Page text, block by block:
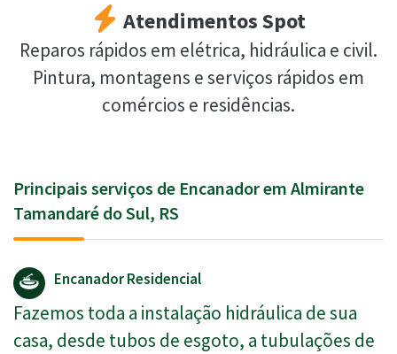
Atendimentos Spot
Reparos rápidos em elétrica, hidráulica e civil.
Pintura, montagens e serviços rápidos em
comércios e residências.
Principais serviços de Encanador em Almirante
Tamandaré do Sul, RS
Encanador Residencial
Fazemos toda a instalação hidráulica de sua
casa, desde tubos de esgoto, a tubulações de